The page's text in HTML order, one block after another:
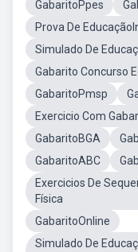
GabaritoPpes
Prova De
Simulado De
Gabarito Concurso
GabaritoPmsp
Exercicio Com
GabaritoBGA
GabaritoABC
Exercicios De
Física
GabaritoOnline
Simulado De